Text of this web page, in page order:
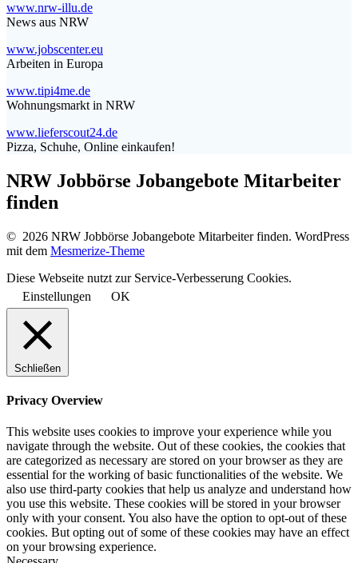
www.nrw-illu.de
News aus NRW
www.jobscenter.eu
Arbeiten in Europa
www.tipi4me.de
Wohnungsmarkt in NRW
www.lieferscout24.de
Pizza, Schuhe, Online einkaufen!
NRW Jobbörse Jobangebote Mitarbeiter
finden
© 2026 NRW Jobbörse Jobangebote Mitarbeiter finden. WordPress
mit dem Mesmerize-Theme
Diese Webseite nutzt zur Service-Verbesserung Cookies.
Einstellungen
OK
Schließen
Privacy Overview
This website uses cookies to improve your experience while you
navigate through the website. Out of these cookies, the cookies that
are categorized as necessary are stored on your browser as they are
essential for the working of basic functionalities of the website. We
also use third-party cookies that help us analyze and understand how
you use this website. These cookies will be stored in your browser
only with your consent. You also have the option to opt-out of these
cookies. But opting out of some of these cookies may have an effect
on your browsing experience.